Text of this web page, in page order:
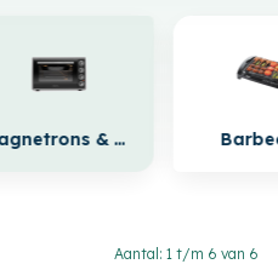
Magnetrons & Ovens
Aantal: 1 t/m 6 van 6